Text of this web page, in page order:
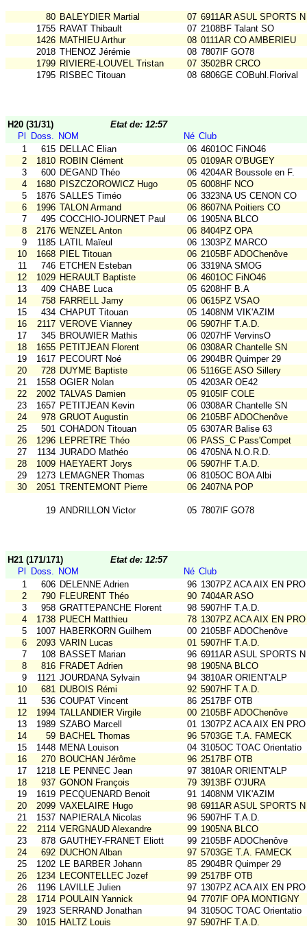
80 BALEYDIER Martial 07 6911AR ASUL SPORTS
1755 RAVAT Thibault 07 2108BF Talant SO
1426 MATHIEU Arthur 08 0111AR CO AMBERIEU
2018 THENOZ Jérémie 08 7807IF GO78
1799 RIVIERE-LOUVEL Tristan 07 3502BR CRCO
1795 RISBEC Titouan 08 6806GE COBuhl.Florival
H20 (31/31)
Etat de: 12:57
Pl
Doss. NOM Né Club
1
615 DELLAC Elian 06 4601OC FiNO46
2
1810 ROBIN Clément 05 0109AR O'BUGEY
3
600 DEGAND Théo 06 4204AR Boussole en F.
4
1680 PISZCZOROWICZ Hugo 05 6008HF NCO
5
1876 SALLES Timéo 06 3323NA US CENON CO
6
1996 TALON Armand 06 8607NA Poitiers CO
7
495 COCCHIO-JOURNET Paul 06 1905NA BLCO
8
2176 WENZEL Anton 06 8404PZ OPA
9
1185 LATIL Maïeul 06 1303PZ MARCO
10
1668 PIEL Titouan 06 2105BF ADOChenôve
11
746 ETCHEN Esteban 06 3319NA SMOG
12
1029 HERAULT Baptiste 06 4601OC FiNO46
13
409 CHABE Luca 05 6208HF B.A
14
758 FARRELL Jamy 06 0615PZ VSAO
15
434 CHAPUT Titouan 05 1408NM VIK'AZIM
16
2117 VEROVE Vianney 06 5907HF T.A.D.
17
345 BROUWIER Mathis 06 0207HF VervinsO
18
1655 PETITJEAN Florent 06 0308AR Chantelle SN
19
1617 PECOURT Noé 06 2904BR Quimper 29
20
728 DUYME Baptiste 06 5116GE ASO Sillery
21
1558 OGIER Nolan 05 4203AR OE42
22
2002 TALVAS Damien 05 9105IF COLE
23
1657 PETITJEAN Kevin 06 0308AR Chantelle SN
24
978 GRUOT Augustin 06 2105BF ADOChenôve
25
501 COHADON Titouan 05 6307AR Balise 63
26
1296 LEPRETRE Théo 06 PASS_C Pass'Compet
27
1134 JURADO Mathéo 06 4705NA N.O.R.D.
28
1009 HAEYAERT Jorys 06 5907HF T.A.D.
29
1273 LEMAGNER Thomas 06 8105OC BOA Albi
30
2051 TRENTEMONT Pierre 06 2407NA POP
19 ANDRILLON Victor 05 7807IF GO78
H21 (171/171)
Etat de: 12:57
Pl
Doss. NOM Né Club
1
606 DELENNE Adrien 96 1307PZ ACA AIX EN
2
790 FLEURENT Théo 90 7404AR ASO
3
958 GRATTEPANCHE Florent 98 5907HF T.A.D.
4
1738 PUECH Matthieu 78 1307PZ ACA AIX EN
5
1007 HABERKORN Guilhem 00 2105BF ADOChenôve
6
2093 VARIN Lucas 01 5907HF T.A.D.
7
108 BASSET Marian 96 6911AR ASUL SPORTS
8
816 FRADET Adrien 98 1905NA BLCO
9
1121 JOURDANA Sylvain 94 3810AR ORIENT'ALP
10
681 DUBOIS Rémi 92 5907HF T.A.D.
11
536 COUPAT Vincent 86 2517BF OTB
12
1994 TALLANDIER Virgile 00 2105BF ADOChenôve
13
1989 SZABO Marcell 01 1307PZ ACA AIX EN
14
59 BACHEL Thomas 96 5703GE T.A. FAMECK
15
1448 MENA Louison 04 3105OC TOAC Orientatio
16
270 BOUCHAN Jérôme 96 2517BF OTB
17
1218 LE PENNEC Jean 97 3810AR ORIENT'ALP
18
937 GONON François 79 3913BF O'JURA
19
1619 PECQUENARD Benoit 91 1408NM VIK'AZIM
20
2099 VAXELAIRE Hugo 98 6911AR ASUL SPORTS
21
1537 NAPIERALA Nicolas 96 5907HF T.A.D.
22
2114 VERGNAUD Alexandre 99 1905NA BLCO
23
878 GAUTHEY-FRANET Eliott 99 2105BF ADOChenôve
24
692 DUCHON Alban 97 5703GE T.A. FAMECK
25
1202 LE BARBER Johann 85 2904BR Quimper 29
26
1234 LECONTELLEC Jozef 99 2517BF OTB
26
1196 LAVILLE Julien 97 1307PZ ACA AIX EN
28
1714 POULAIN Yannick 94 7707IF OPA MONTIGNY
29
1923 SERRAND Jonathan 94 3105OC TOAC Orientatio
30
1015 HALTZ Louis 97 5907HF T.A.D.